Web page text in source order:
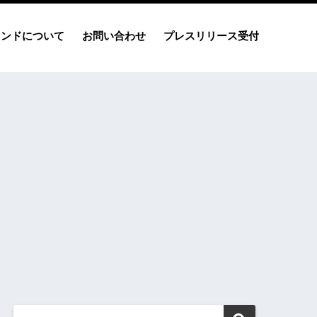
ドについて お問い合わせ プレスリリース受付